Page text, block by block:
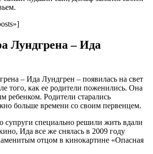
Лундгрена – Ида
– Ида Лундгрен – появилась на свет
того, как ее родители поженились. Она
ребенком. Родители старались
больше времени со своим первенцем.
супруги специально решили жить вдали
Ида все же снялась в 2009 году
отцом в кинокартине «Опасная